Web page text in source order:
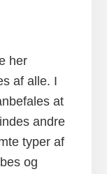
her
af alle. I
at
andre
typer af
og